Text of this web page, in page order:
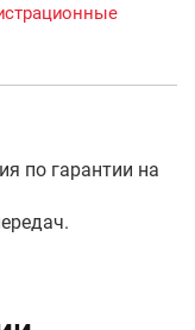
по гарантии на